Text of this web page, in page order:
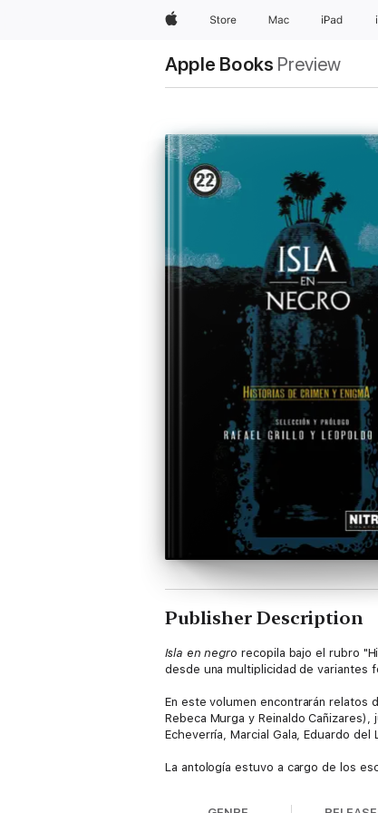
AppleStore Mac iPad
Apple Books Preview
Publisher Description
Isla en negro recopila bajo el rubro
desde una multiplicidad de variantes
En este volumen encontrarán relatos
Rebeca Murga y Reinaldo
Echeverría, Marcial Gala, Eduardo del
La antología estuvo a cargo de los